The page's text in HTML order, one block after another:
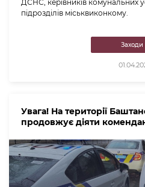
ДСНС, керівників комунальних
підрозділів міськвиконкому.
Заходи
Увага! На території
продовжує діяти